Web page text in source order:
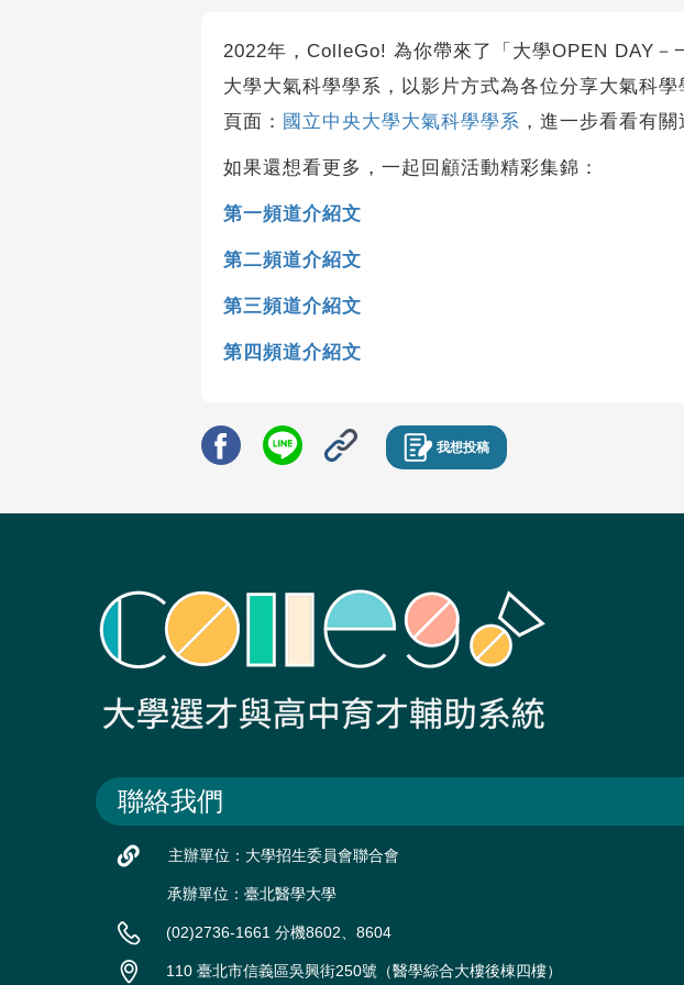
2022年，ColleGo! 為你帶來了「大學OPEN DAY
大學大氣科學學系，以影片方式為各位分享大氣科
頁面： 國立中央大學大氣科學學系 ，進一步看看有
如果還想看更多，一起回顧活動精彩集錦：
第一頻道介紹文
第二頻道介紹文
第三頻道介紹文
第四頻道介紹文
我想投稿
聯絡我們
主辦單位：大學招生委員會聯合會
承辦單位：臺北醫學大學
(02)2736-1661 分機8602、8604
110 臺北市信義區吳興街250號（醫學綜合大樓後棟四樓）